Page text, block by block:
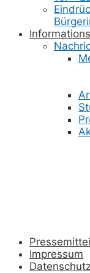
Impressum